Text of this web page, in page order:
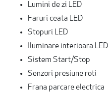
Lumini de zi LED
Faruri ceata LED
Stopuri LED
Iluminare interioara LED
Sistem Start/Stop
Senzori presiune roti
Frana parcare electrica